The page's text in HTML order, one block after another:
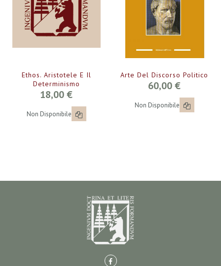
Ethos. Aristotele E Il
Determinismo
18,00 €
Non Disponibile
Arte Del Discorso Politico
60,00 €
Non Disponibile